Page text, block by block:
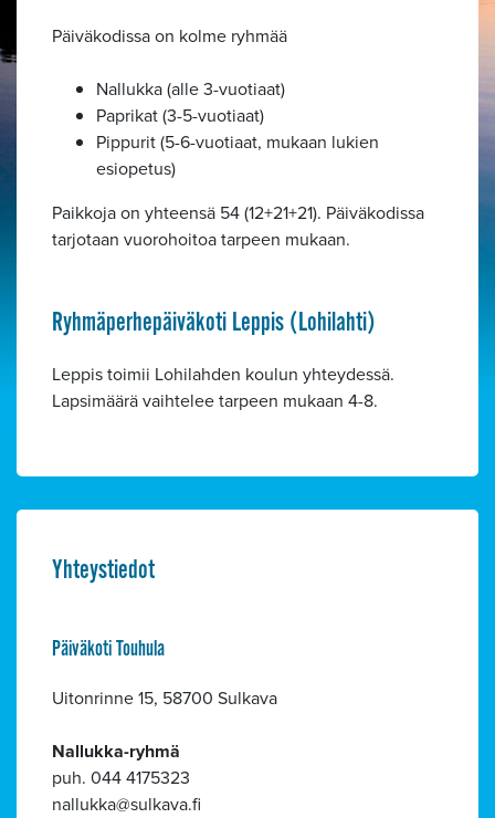
Päiväkodissa on kolme ryhmää
Nallukka (alle 3-vuotiaat)
Paprikat (3-5-vuotiaat)
Pippurit (5-6-vuotiaat, mukaan lukien
esiopetus)
Paikkoja on yhteensä 54 (12+21+21). Päiväkodissa
tarjotaan vuorohoitoa tarpeen mukaan.
Ryhmäperhepäiväkoti Leppis (Lohilahti)
Leppis toimii Lohilahden koulun yhteydessä.
Lapsimäärä vaihtelee tarpeen mukaan 4-8.
Yhteystiedot
Päiväkoti Touhula
Uitonrinne 15, 58700 Sulkava
Nallukka-ryhmä
puh. 044 4175323
nallukka sulkava.fi